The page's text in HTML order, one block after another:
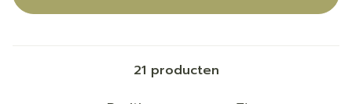
21 producten